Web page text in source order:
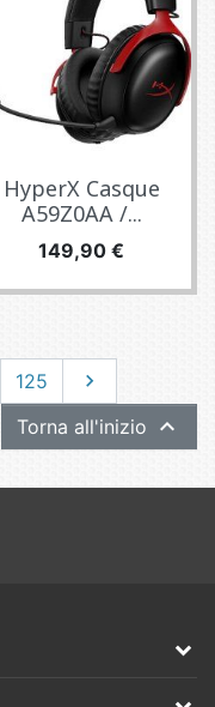
HyperX Casque
A59Z0AA /...
Prezzo
149,90 €
125 Successivo

Torna all'inizio 